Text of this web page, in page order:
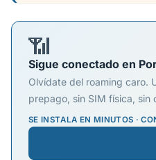
📶
Sigue conectado en
Olvídate del roaming caro.
prepago, sin SIM física, sin
SE INSTALA EN MINUTOS ·